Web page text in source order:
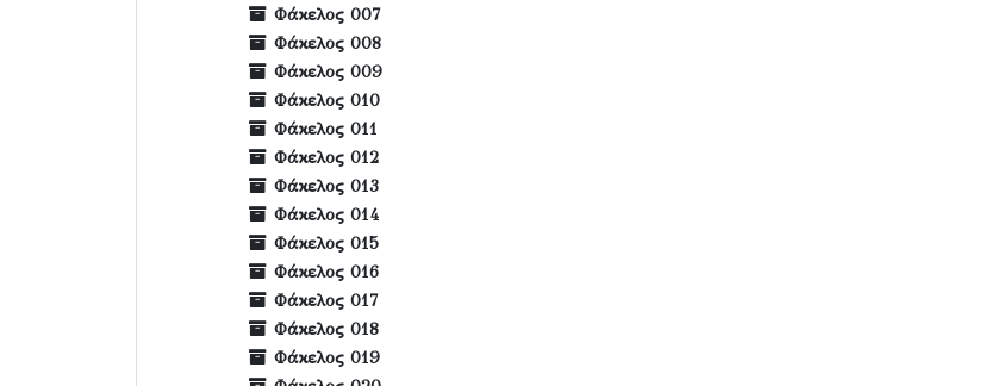
Φάκελος 007
Φάκελος 008
Φάκελος 009
Φάκελος 010
Φάκελος 011
Φάκελος 012
Φάκελος 013
Φάκελος 014
Φάκελος 015
Φάκελος 016
Φάκελος 017
Φάκελος 018
Φάκελος 019